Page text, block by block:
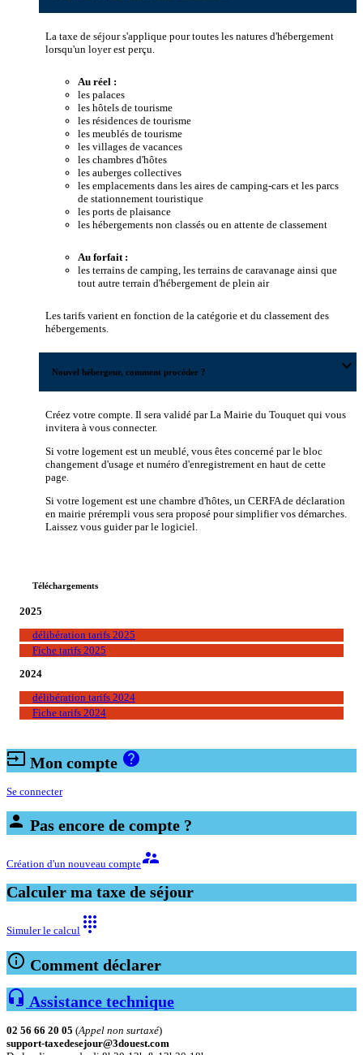
La taxe de séjour s'applique pour toutes les natures d'hébergement
lorsqu'un loyer est perçu.
Au réel :
les palaces
les hôtels de tourisme
les résidences de tourisme
les meublés de tourisme
les villages de vacances
les chambres d'hôtes
les auberges collectives
les emplacements dans les aires de camping-cars et les parcs
de stationnement touristique
les ports de plaisance
les hébergements non classés ou en attente de classement
Au forfait :
les terrains de camping, les terrains de caravanage ainsi que
tout autre terrain d'hébergement de plein air
Les tarifs varient en fonction de la catégorie et du classement des
hébergements.
Nouvel hébergeur, comment procéder ? expand_more
Créez votre compte. Il sera validé par La Mairie du Touquet qui vous
invitera à vous connecter.
Si votre logement est un meublé, vous êtes concerné par le bloc
changement d'usage et numéro d'enregistrement en haut de cette
page.
Si votre logement est une chambre d'hôtes, un CERFA de déclaration
en mairie prérempli vous sera proposé pour simplifier vos démarches.
Laissez vous guider par le logiciel.
Téléchargements
2025
délibération tarifs 2025
Fiche tarifs 2025
2024
délibération tarifs 2024
Fiche tarifs 2024
input Mon compte help
Se connecter
person Pas encore de compte ?
Création d'un nouveau comptesupervisor_account
Calculer ma taxe de séjour
Simuler le calcul dialpad
info_outline Comment déclarer
headset_mic Assistance technique
02 56 66 20 05 (Appel non surtaxé)
support-taxedesejour@3douest.com